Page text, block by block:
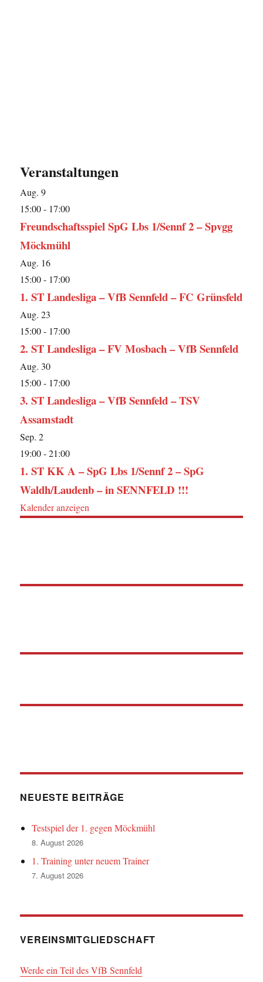
Veranstaltungen
Aug.9
15:00- 17:00
Freundschaftsspiel SpG Lbs 1/Sennf 2 – Spvgg
Möckmühl
Aug. 16
15:00- 17:00
1. ST Landesliga – VfB Sennfeld – FC Grünsfeld
Aug.23
15:00- 17:00
2. ST Landesliga – FV Mosbach – VfB Sennfeld
Aug. 30
15:00- 17:00
3. ST Landesliga – VfB Sennfeld – TSV
Assamstadt
Sep.2
19:00-21:00
1. ST KK A – SpG Lbs 1/Sennf 2 – SpG
Waldh/Laudenb – in SENNFELD !!!
Kalender anzeigen
NEUESTE BEITRÄGE
Testspiel der 1. gegen Möckmühl
8. August 2026
1. Training unter neuem Trainer
7. August 2026
VEREINSMITGLIEDSCHAFT
Werde ein Teil des VfB Sennfeld